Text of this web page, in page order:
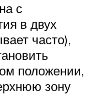
с
в двух
часто),
положении,
зону